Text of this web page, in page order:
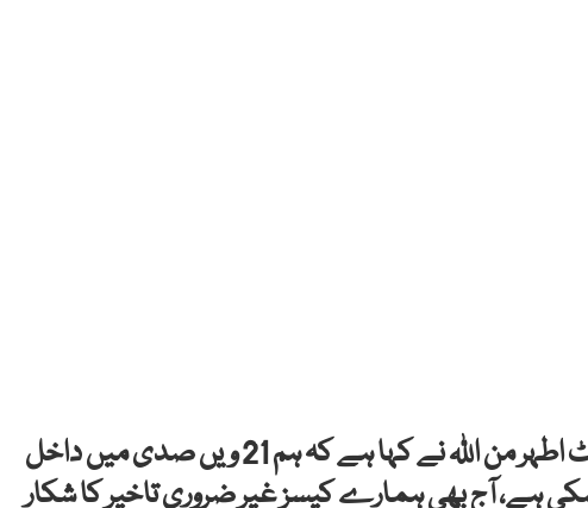
اسلام آباد: چیف جسٹس اسلام آباد ہائی کورٹ اطہر من اللہ نے کہا ہے کہ ہم 21 ویں صدی میں داخل
ہے، آج بھی ہمارے کیسز غیر ضروری تاخیر کا شکار